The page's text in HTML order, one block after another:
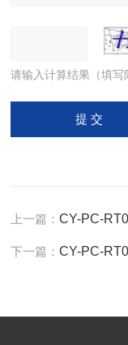
请输入计算结果（填
上一篇：CY-PC-
下一篇：CY-PC-